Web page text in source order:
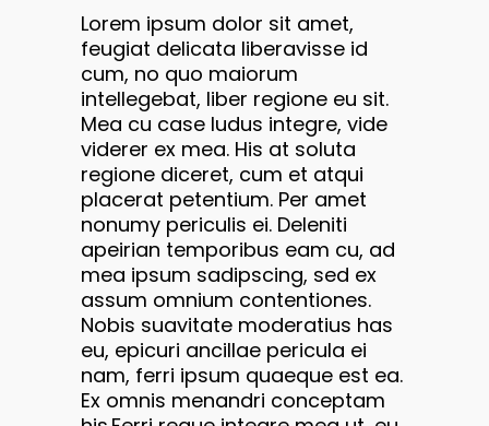
Lorem ipsum dolor sit amet,
feugiat delicata liberavisse id
cum, no quo maiorum
intellegebat, liber regione eu sit.
Mea cu case ludus integre, vide
viderer ex mea. His at soluta
regione diceret, cum et atqui
placerat petentium. Per amet
nonumy periculis ei. Deleniti
apeirian temporibus eam cu, ad
mea ipsum sadipscing, sed ex
assum omnium contentiones.
Nobis suavitate moderatius has
eu, epicuri ancillae pericula ei
nam, ferri ipsum quaeque est ea.
Ex omnis menandri conceptam